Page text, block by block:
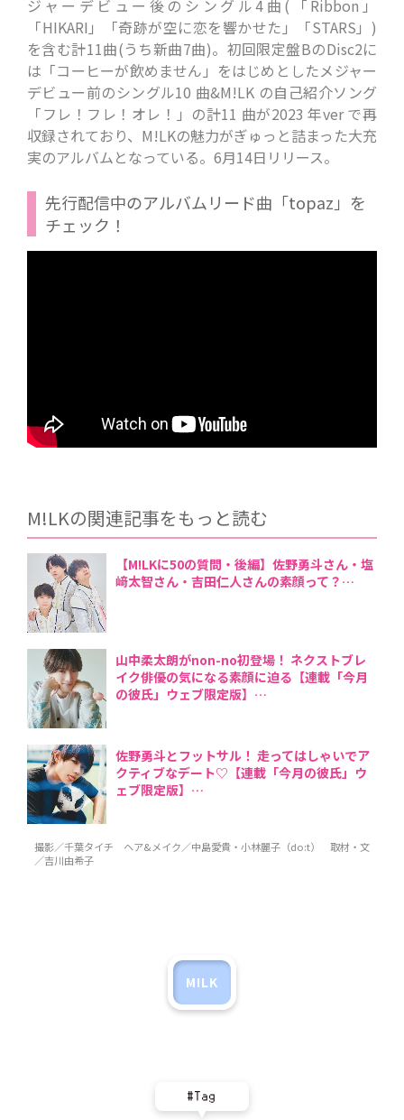
ジャーデビュー後のシングル4曲(「Ribbon」
「HIKARI」「奇跡が空に恋を響かせた」
「STARS」)
を含む計11曲(うち新曲7曲)。初回限定盤BのDisc2に
は「コーヒーが飲めません」をはじめとしたメジャー
デビュー前のシングル10 曲&M!LK の自己紹介ソング
「フレ！フレ！オレ！」の計11 曲が2023 年ver で再
収録されており、M!LKの魅力がぎゅっと詰まった大充
実のアルバムとなっている。 6月14日リリース。
先行配信中のアルバムリード曲「topaz」を
チェック！
M!LKの関連記事をもっと読む
【M!LKに50の質問・後編】佐野勇斗さん・塩
﨑太智さん・吉田仁人さんの素顔って？
山中柔太朗がnon-no初登場！ ネクストブレ
イク俳優の気になる素顔に迫る【連載「今月
の彼氏」ウェブ限定版】
佐野勇斗とフットサル！ 走ってはしゃいでア
クティブなデート♡【連載「今月の彼氏」ウ
ェブ限定版】
撮影／千葉タイチ ヘア&メイク／中島愛貴・小林麗子（do:t） 取材・文
／吉川由希子
M!LK
#Tag